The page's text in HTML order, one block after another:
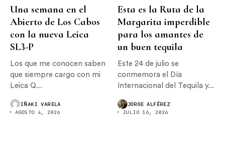
Una semana en el
Abierto de Los Cabos
con la nueva Leica
SL3-P
Los que me conocen saben
que siempre cargo con mi
Leica Q...
IÑAKI VARELA
AGOSTO 4, 2026
Esta es la Ruta de la
Margarita imperdible
para los amantes de
un buen tequila
Este 24 de julio se
conmemora el Día
Internacional del Tequila y...
JORGE ALFÉREZ
JULIO 16, 2026